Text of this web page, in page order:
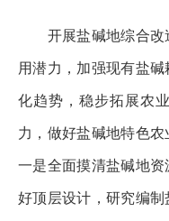
开展盐碱地综合改
用潜力，加强现有盐
化趋势，稳步拓展农
力，做好盐碱地特色农
一是全面摸清盐碱地
好顶层设计，研究编